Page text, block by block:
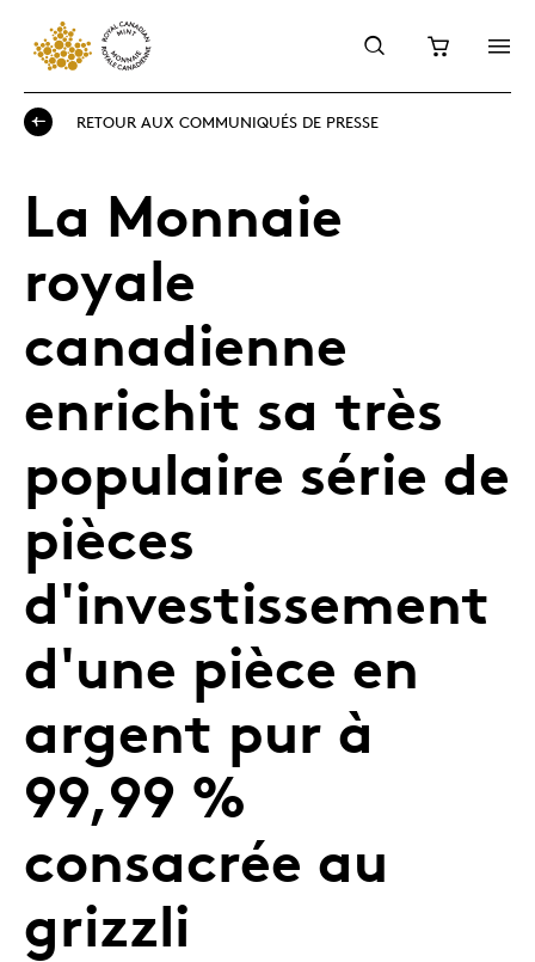
RETOUR AUX COMMUNIQUÉS DE PRESSE
La Monnaie
royale
canadienne
enrichit sa très
populaire série de
pièces
d'investissement
d'une pièce en
argent pur à
99,99 %
consacrée au
grizzli